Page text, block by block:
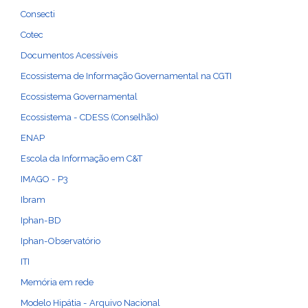
Consecti
Cotec
Documentos Acessíveis
Ecossistema de Informação Governamental na CGTI
Ecossistema Governamental
Ecossistema - CDESS (Conselhão)
ENAP
Escola da Informação em C&T
IMAGO - P3
Ibram
Iphan-BD
Iphan-Observatório
ITI
Memória em rede
Modelo Hipátia - Arquivo Nacional